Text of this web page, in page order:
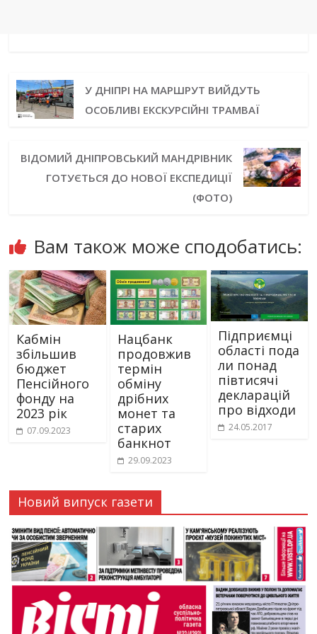
У ДНІПРІ НА МАРШРУТ ВИЙДУТЬ
ОСОБЛИВІ ЕКСКУРСІЙНІ ТРАМВАЇ
ВІДОМИЙ ДНІПРОВСЬКИЙ МАНДРІВНИК
ГОТУЄТЬСЯ ДО НОВОЇ ЕКСПЕДИЦІЇ
(ФОТО)
Вам також може сподобатись:
Кабмін
збільшив
бюджет
Пенсійного
фонду на
2023 рік
07.09.2023
Нацбанк
продовжив
термін
обміну
дрібних
монет та
старих
банкнот
29.09.2023
Підприємці
області пода
ли понад
півтисячі
декларацій
про відходи
24.05.2017
Новий випуск газети